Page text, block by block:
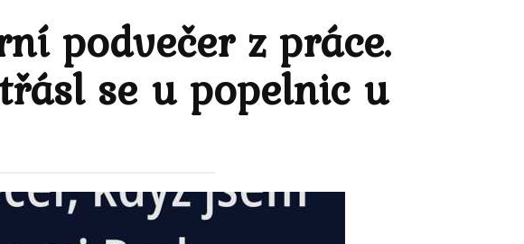
podvečer z práce.
se u popelnic u